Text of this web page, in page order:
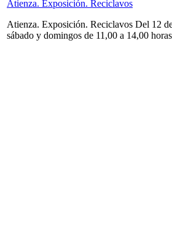
Atienza. Exposición. Reciclavos
Atienza. Exposición. Reciclavos Del 12
sábado y domingos de 11,00 a 14,00